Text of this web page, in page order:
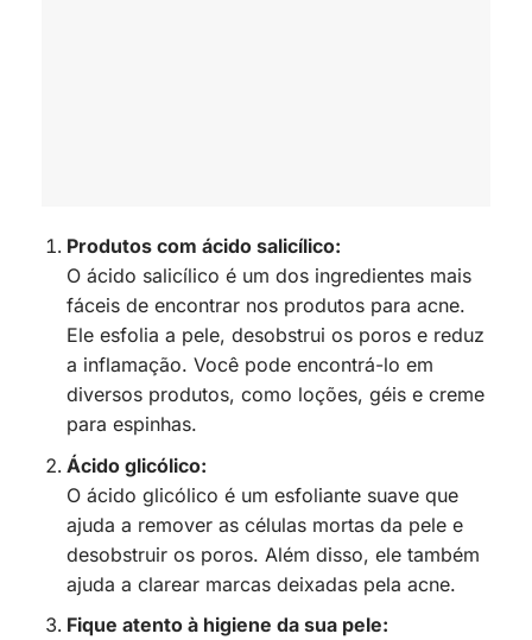
Produtos com ácido salicílico:
O ácido salicílico é um dos ingredientes mais
fáceis de encontrar nos produtos para acne.
Ele esfolia a pele, desobstrui os poros e reduz
a inflamação. Você pode encontrá-lo em
diversos produtos, como loções, géis e creme
para espinhas.
Ácido glicólico:
O ácido glicólico é um esfoliante suave que
ajuda a remover as células mortas da pele e
desobstruir os poros. Além disso, ele também
ajuda a clarear marcas deixadas pela acne.
Fique atento à higiene da sua pele: